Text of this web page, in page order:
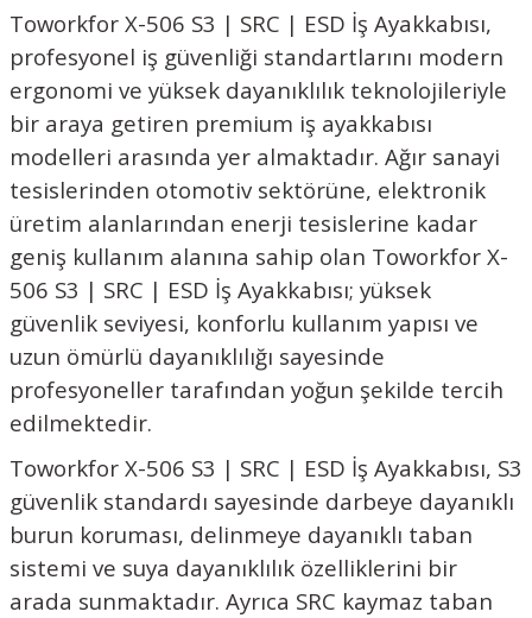
Toworkfor X-506 S3 | SRC | ESD İş Ayakkabısı,
profesyonel iş güvenliği standartlarını modern
ergonomi ve yüksek dayanıklılık teknolojileriyle
bir araya getiren premium iş ayakkabısı
modelleri arasında yer almaktadır. Ağır sanayi
tesislerinden otomotiv sektörüne, elektronik
üretim alanlarından enerji tesislerine kadar
geniş kullanım alanına sahip olan Toworkfor X-
506 S3 | SRC | ESD İş Ayakkabısı; yüksek
güvenlik seviyesi, konforlu kullanım yapısı ve
uzun ömürlü dayanıklılığı sayesinde
profesyoneller tarafından yoğun şekilde tercih
edilmektedir.
Toworkfor X-506 S3 | SRC | ESD İş Ayakkabısı, S3
güvenlik standardı sayesinde darbeye dayanıklı
burun koruması, delinmeye dayanıklı taban
sistemi ve suya dayanıklılık özelliklerini bir
arada sunmaktadır. Ayrıca SRC kaymaz taban